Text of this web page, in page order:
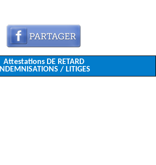
Attestations DE RETARD
INDEMNISATIONS / LITIGES